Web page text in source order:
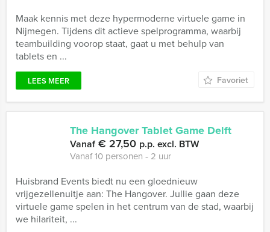
Maak kennis met deze hypermoderne virtuele game in
Nijmegen. Tijdens dit actieve spelprogramma, waarbij
teambuilding voorop staat, gaat u met behulp van
tablets en ...
LEES MEER Favoriet
The Hangover Tablet Game Delft
Vanaf€ 27,50 p.p. excl. BTW
Vanaf 10 personen ‐ 2 uur
Huisbrand Events biedt nu een gloednieuw
vrijgezellenuitje aan: The Hangover. Jullie gaan deze
virtuele game spelen in het centrum van de stad, waarbij
we hilariteit, ...